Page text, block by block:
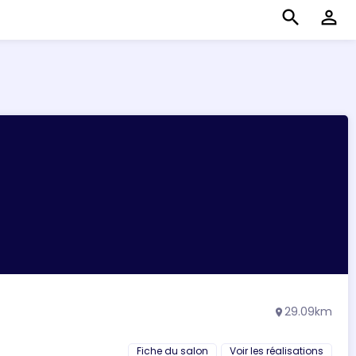
search perm_identity
location_on 29.09km
Fiche du salon Voir les réalisations